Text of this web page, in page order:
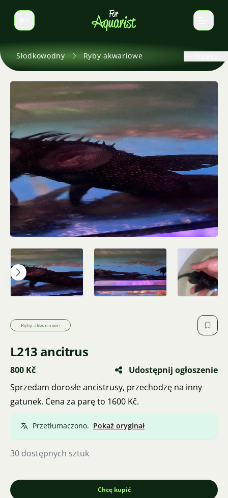
Zmień język
Słodkowodny Ryby akwariowe
Ryby akwariowe
L213 ancitrus
800 Kč
Udostępnij ogłoszenie
Sprzedam dorosłe ancistrusy, przechodzę na inny
gatunek. Cena za parę to 1600 Kč.
Przetłumaczono. Pokaż oryginał
30 dostępnych sztuk
Chcę kupić